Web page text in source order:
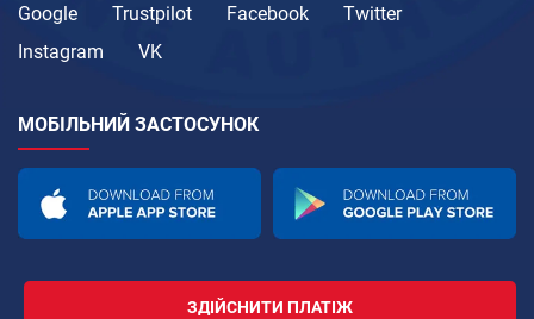
Google Trustpilot Facebook
Twitter
Instagram
VK
МОБІЛЬНИЙ ЗАСТОСУНОК
ЗДІЙСНИТИ ПЛАТІЖ